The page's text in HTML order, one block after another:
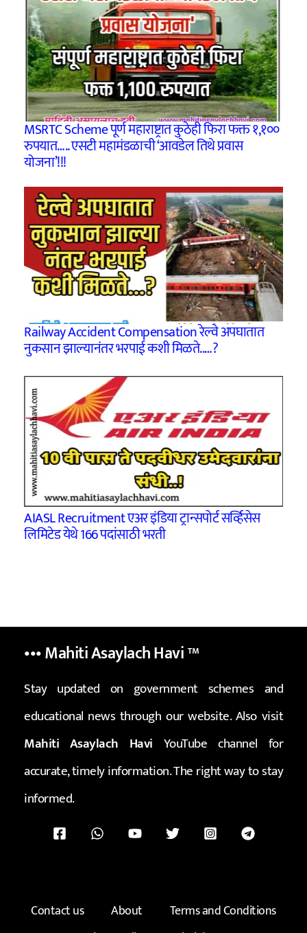
MSRTC Scheme पूर्ण महाराष्ट्रात कुठेही फिरा फक्त १,१००
रुपयात….. एसटी महामंडळाची ‘आवडेल तिथे प्रवास
योजना’!!!
Railway Accident Compensation रेल्वे अपघातात
नुकसान झाल्यानंतर भरपाई कशी मिळते..…?
AIASL Recruitment एअर इंडिया ट्रान्सपोर्ट सर्व्हिसेस
लिमिटेड येथे 166 पदांसाठी भरती
••• Mahiti Asaylach Havi™
Stay updated on government schemes and
educational news through our website. Also visit
Mahiti Asaylach Havi YouTube channel for
accurate, timely information. The right way to stay
informed.
Contact us About
Terms and Conditions